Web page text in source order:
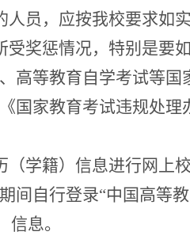
员，应按我校要求如
受奖惩情况，特别是要
高等教育自学考试等
国家教育考试违规处
（学籍）信息进行网上
间自行登录“中国高等
息。